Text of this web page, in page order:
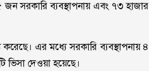
সরকারি ব্যবস্থাপনায় এবং ৭৩ হাজার
এর মধ্যে সরকারি ব্যবস্থাপনায় ৪
ভিসা দেওয়া হয়েছে।